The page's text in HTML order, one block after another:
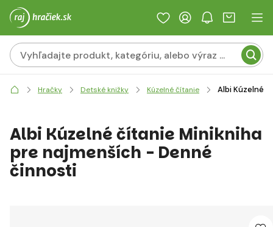
Hračky Detské knižky Kúzelné čítanie Albi Kúzelné
Albi Kúzelné čítanie Minikniha
pre najmenších - Denné
činnosti